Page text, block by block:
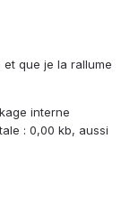
que je la rallume
interne
: 0,00 kb, aussi